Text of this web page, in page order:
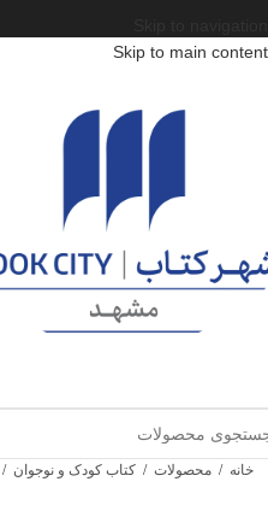
Skip to main content
خانه / محصولات / کتاب کودک و نوجوان /